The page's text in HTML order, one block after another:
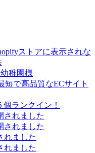
ストアに表示されな
稚園様
短で高品質なECサイト
個ランクイン！
されました
されました
れました
れました